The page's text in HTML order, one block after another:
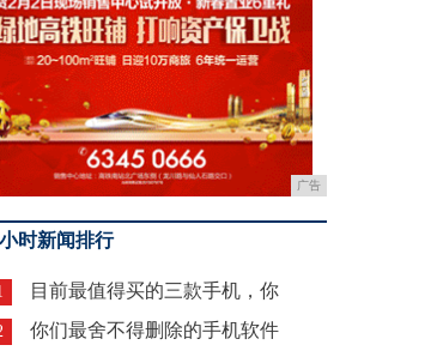
广告
时新闻排行
目前最值得买的三款手机，你
你们最舍不得删除的手机软件